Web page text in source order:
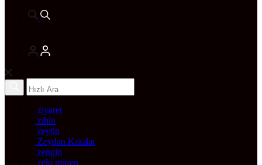
ziyaret
zihin
zeytin
Zeydan Karalar
zengin
zeki müren